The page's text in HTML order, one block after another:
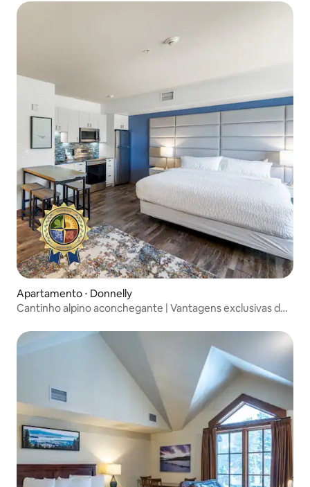
Apartamento ⋅ Donnelly
Cantinho alpino aconchegante | Vantagens exclusivas do